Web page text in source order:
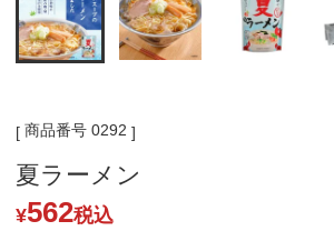
商品番号 0292
夏ラーメン
¥562税込